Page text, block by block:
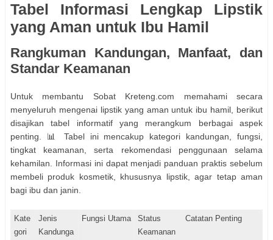
Tabel Informasi Lengkap Lipstik
yang Aman untuk Ibu Hamil
Rangkuman Kandungan, Manfaat, dan
Standar Keamanan
Untuk membantu Sobat Kreteng.com memahami secara
menyeluruh mengenai lipstik yang aman untuk ibu hamil, berikut
disajikan tabel informatif yang merangkum berbagai aspek
penting. 📊 Tabel ini mencakup kategori kandungan, fungsi,
tingkat keamanan, serta rekomendasi penggunaan selama
kehamilan. Informasi ini dapat menjadi panduan praktis sebelum
membeli produk kosmetik, khususnya lipstik, agar tetap aman
bagi ibu dan janin.
Kate
gori
Jenis
Kandunga
Fungsi Utama
Status
Keamanan
Catatan Penting